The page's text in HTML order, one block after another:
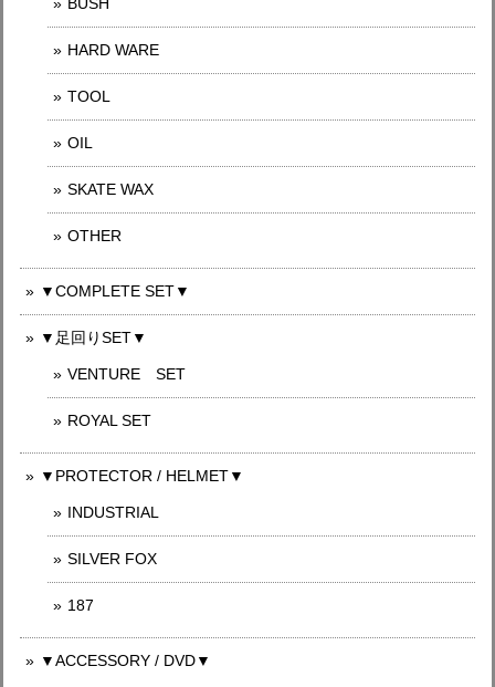
HARD WARE
TOOL
OIL
SKATE WAX
OTHER
▼COMPLETE SET▼
▼足回りSET▼
VENTURE SET
ROYAL SET
▼PROTECTOR / HELMET▼
INDUSTRIAL
SILVER FOX
187
▼ACCESSORY / DVD▼